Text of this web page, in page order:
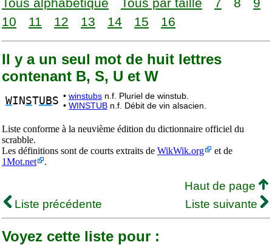
10
11 12 13 14 15 16
Il y a un seul mot de huit lettres
contenant B, S, U et W
WIN STUBS • winstubs n.f. Pluriel de winstub.
• WINSTUB n.f. Débit de vin alsacien.
Liste conforme à la neuvième édition du dictionnaire officiel du
scrabble.
Les définitions sont de courts extraits de WikWik.org
et de
1Mot.net
.
Haut de page
Liste précédente
Liste suivante
Voyez cette liste pour :